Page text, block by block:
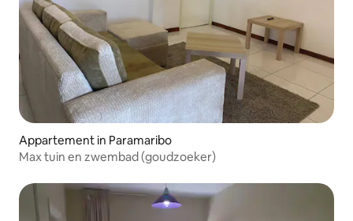
Appartement in Paramaribo
Max tuin en zwembad (goudzoeker)